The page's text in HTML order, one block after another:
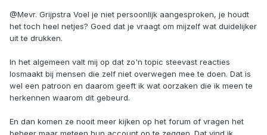
bunker zou willen interviewen,zou ik hem dezelfde
argumenten om niet mee te werken, hebben uitgelegd.
Ook gewoon met woorden en niet met een fileermes.
En trouwens,een kritische uitleg is altijd nog beter dan
helemaal niet reageren op iemand die geinteresseerd is.
Dat patroon deed zich in de afgelopen 10 jaar op preppers
fora ook vaak genoeg voor...
@Mevr. Grijpstra Voel je niet persoonlijk aangesproken, je houdt
het toch heel netjes? Goed dat je vraagt om mijzelf wat duidelijker
uit te drukken.
In het algemeen valt mij op dat zo'n topic steevast reacties
losmaakt bij mensen die zelf niet overwegen mee te doen. Dat is
wel een patroon en daarom geeft ik wat oorzaken die ik meen te
herkennen waarom dit gebeurd.
En dan komen ze nooit meer kijken op het forum of vragen het